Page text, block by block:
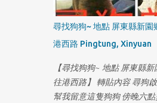
1
尋找狗狗~ 地點 屏東縣新園
港西路 Pingtung, Xinyuan
【尋找狗狗~ 地點 屏東縣
往港西路】 轉貼內容 尋狗
幫我留意這隻狗狗 傍晚六